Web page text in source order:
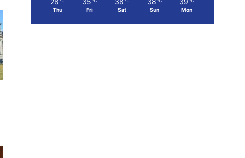
Thu Fri Sat Sun Mon